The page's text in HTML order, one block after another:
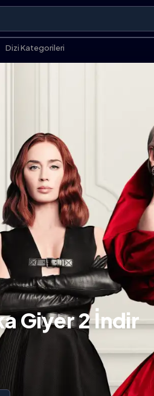
Dizi Kategorileri
Giyer 2 İndir